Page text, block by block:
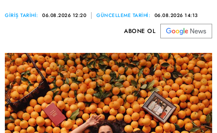
GİRİŞ TARİHİ: 06.08.2026 12:20 GÜNCELLEME TARİHİ: 06.08.2026 14:13
ABONE OL